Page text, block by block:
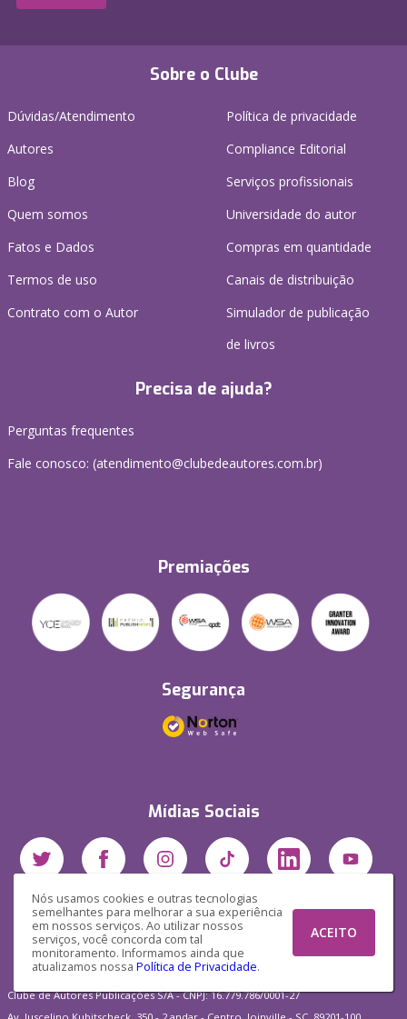
Nós usamos cookies e outras tecnologias
semelhantes para melhorar a sua experiência
em nossos serviços. Ao utilizar nossos
serviços, você concorda com tal
monitoramento. Informamos ainda que
atualizamos nossa Política de Privacidade.
ACEITO
Sobre o Clube
Dúvidas/Atendimento
Autores
Blog
Quem somos
Fatos e Dados
Termos de uso
Contrato com o Autor
Política de privacidade
Compliance Editorial
Serviços profissionais
Universidade do autor
Compras em quantidade
Canais de distribuição
Simulador de publicação
de livros
Precisa de ajuda?
Perguntas frequentes
Fale conosco: (atendimento@clubedeautores.com.br)
Premiações
Segurança
Mídias Sociais
Clube de Autores Publicações S/A - CNPJ: 16.779.786/0001-27